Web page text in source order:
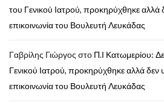
του Γενικού Ιατρού, προκηρύχθηκε αλλά
επικοινωνία του Βουλευτή Λευκάδας
Γαβρίλης Γιώργος στο Π.Ι Κατωμερίου:
Γενικού Ιατρού, προκηρύχθηκε αλλά δεν
επικοινωνία του Βουλευτή Λευκάδας